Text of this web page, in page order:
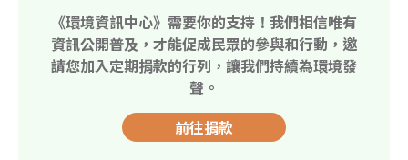
《環境資訊中心》需要你的支持！我們相信唯有
資訊公開普及，才能促成民眾的參與和行動，邀
請您加入定期捐款的行列，讓我們持續為環境發
聲。
前往捐款